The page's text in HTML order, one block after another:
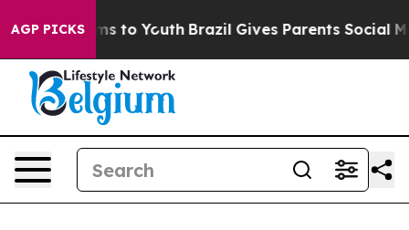
AGP PICKS
Harms to Youth Brazil Gives Parents Social